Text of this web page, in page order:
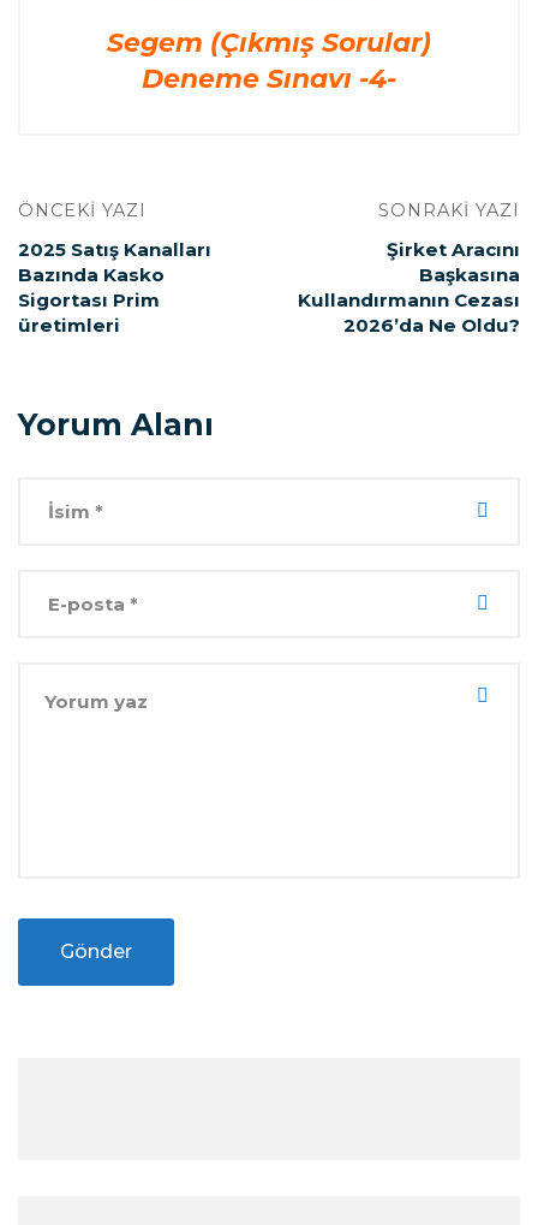
Segem (Çıkmış Sorular)
Deneme Sınavı -4-
ÖNCEKI YAZI
2025 Satış Kanalları
Bazında Kasko
Sigortası Prim
üretimleri
SONRAKI YAZI
Şirket Aracını
Başkasına
Kullandırmanın Cezası
2026’da Ne Oldu?
Yorum Alanı